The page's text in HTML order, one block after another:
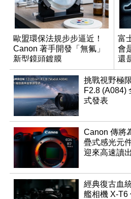
歐盟環保法規步步逼近！
Canon 著手開發「無氟」
新型鏡頭鍍膜
富
會
還
挑戰視野極
F2.8 (A084)
式發表
Canon 傳將
疊式感光元
迎來高速讀
經典復古血
艦相機 X-T6